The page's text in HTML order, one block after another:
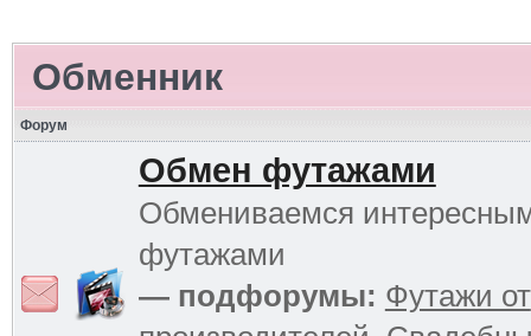
Обменник
Форум
Обмен футажами
Обмениваемся
футажами
— подфорумы: Футажи от